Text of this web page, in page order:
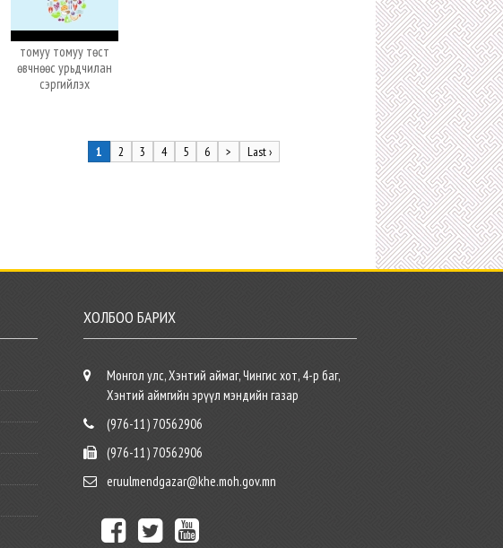
томуу томуу төст
өвчнөөс урьдчилан
сэргийлэх
1 2 3 4 5 6 > Last ›
ХОЛБОО БАРИХ
Монгол улс, Хэнтий аймаг, Чингис хот, 4-р баг,
Хэнтий аймгийн эрүүл мэндийн газар
(976-11) 70562906
(976-11) 70562906
eruulmendgazar@khe.moh.gov.mn